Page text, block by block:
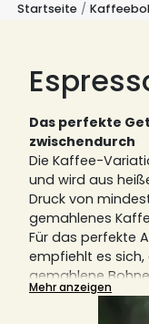
Startseite
Das perfekte
zwischendurch
Die Kaffee-
und wird aus
Druck von
gemahlenes
Für das perfekte
empfiehlt es
gemahlene
Zubereitung von
an, die alle den
Mehr anzeigen